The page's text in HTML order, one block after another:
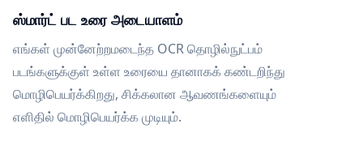
ஸ்மார்ட் பட உரை அடையாளம்
எங்கள் முன்னேற்றமடைந்த OCR தொழில்நுட்பம்
படங்களுக்குள் உள்ள உரையை தானாகக் கண்டறிந்து
மொழிபெயர்க்கிறது, சிக்கலான ஆவணங்களையும்
எளிதில் மொழிபெயர்க்க முடியும்.